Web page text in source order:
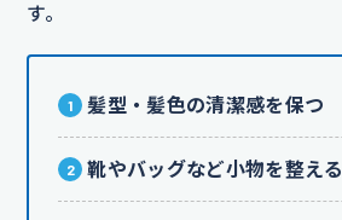
す。
髪型・髪色の清潔感を保つ
靴やバッグなど小物を整える